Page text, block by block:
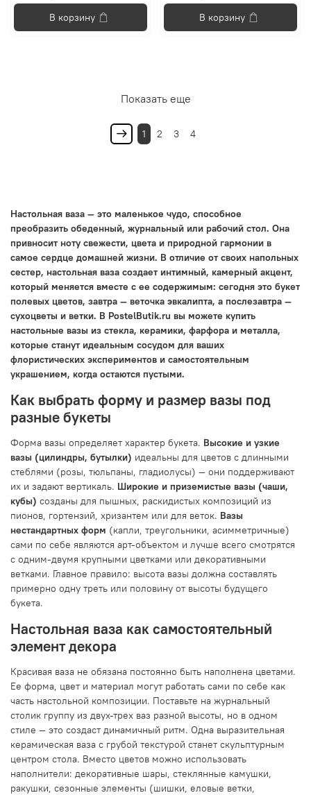
В корзину В корзину
Показать еще
1 2 3 4
Настольная ваза — это маленькое чудо, способное
преобразить обеденный, журнальный или рабочий стол. Она
привносит ноту свежести, цвета и природной гармонии в
самое сердце домашней жизни. В отличие от своих напольных
сестер, настольная ваза создает интимный, камерный акцент,
который меняется вместе с ее содержимым: сегодня это букет
полевых цветов, завтра — веточка эвкалипта, а послезавтра —
сухоцветы и ветки. В PostelButik.ru вы можете купить
настольные вазы из стекла, керамики, фарфора и металла,
которые станут идеальным сосудом для ваших
флористических экспериментов и самостоятельным
украшением, когда остаются пустыми.
Как выбрать форму и размер вазы под
разные букеты
Форма вазы определяет характер букета. Высокие и узкие
вазы (цилиндры, бутылки) идеальны для цветов с длинными
стеблями (розы, тюльпаны, гладиолусы) — они поддерживают
их и задают вертикаль. Широкие и приземистые вазы (чаши,
кубы) созданы для пышных, раскидистых композиций из
пионов, гортензий, хризантем или для веток. Вазы
нестандартных форм (капли, треугольники, асимметричные)
сами по себе являются арт-объектом и лучше всего смотрятся
с одним-двумя крупными цветками или декоративными
ветками. Главное правило: высота вазы должна составлять
примерно одну треть или половину от высоты будущего
букета.
Настольная ваза как самостоятельный
элемент декора
Красивая ваза не обязана постоянно быть наполнена цветами.
Ее форма, цвет и материал могут работать сами по себе как
часть настольной композиции. Поставьте на журнальный
столик группу из двух-трех ваз разной высоты, но в одном
стиле — это создаст динамичный ритм. Одна выразительная
керамическая ваза с грубой текстурой станет скульптурным
центром стола. Вместо цветов можно использовать
наполнители: декоративные шары, стеклянные камушки,
ракушки, сезонные элементы (шишки, еловые ветки,